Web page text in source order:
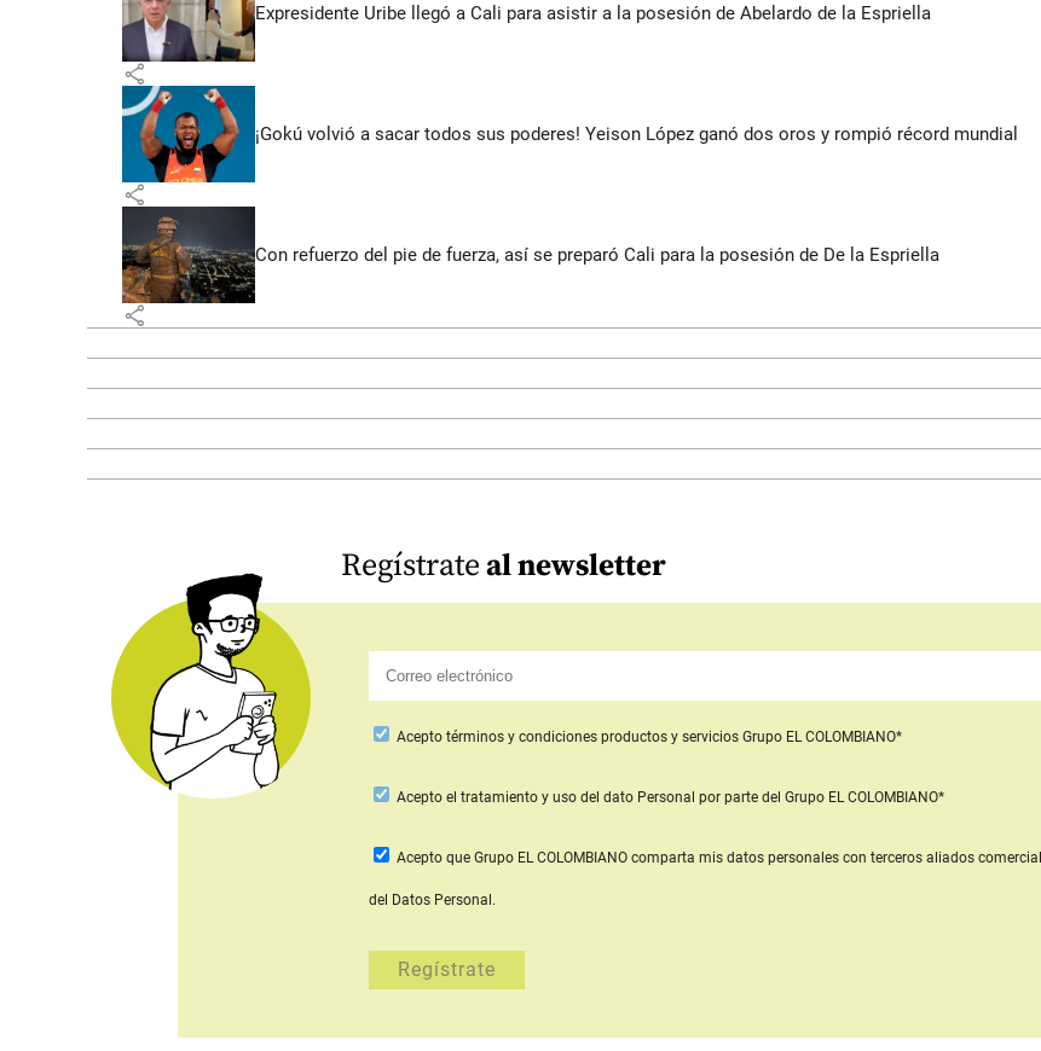
Expresidente Uribe llegó a Cali para asistir a la posesión de Abelardo de la Espriella
share
¡Gokú volvió a sacar todos sus poderes! Yeison López ganó dos oros y rompió récord mundial
share
Con refuerzo del pie de fuerza, así se preparó Cali para la posesión de De la Espriella
share
Regístrateal newsletter
Acepto términos y condiciones productos y servicios Grupo EL COLOMBIANO*
Aceptoel tratamiento y uso del dato Personal por parte del Grupo EL COLOMBIANO*
Acepto que Grupo EL COLOMBIANO comparta mis datos personales con terceros aliados
del Datos Personal.